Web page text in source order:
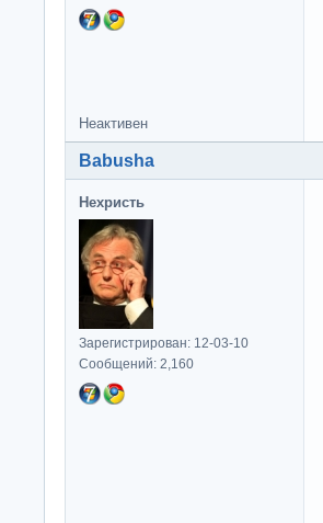
Неактивен
Babusha
Нехристь
Зарегистрирован: 12-03-10
Сообщений: 2,160